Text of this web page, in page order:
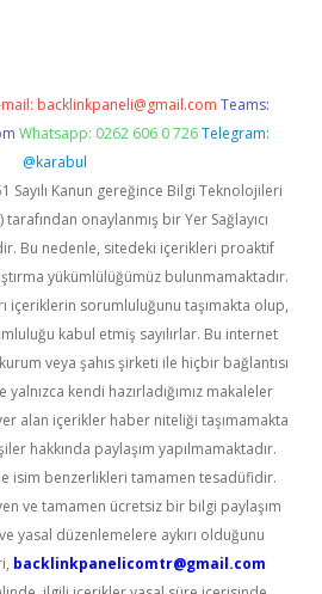
mail: backlinkpaneli@gmail.com Teams:
Whatsapp: 0262 606 0 726 Telegram:
@karabul
Sayılı Kanun gereğince Bilgi Teknolojileri
onaylanmış bir Yer Sağlayıcı
Bu nedenle, sitedeki içerikleri proaktif
yükümlülüğümüz bulunmamaktadır.
içeriklerin sorumluluğunu taşımakta olup,
kabul etmiş sayılırlar. Bu internet
veya şahıs şirketi ile hiçbir bağlantısı
kendi hazırladığımız makaleler
alan içerikler haber niteliği taşımamakta
hakkında paylaşım yapılmamaktadır.
isim benzerlikleri tamamen tesadüfidir.
ve tamamen ücretsiz bir bilgi paylaşım
yasal düzenlemelere aykırı olduğunu
backlinkpanelicomtr@gmail.com